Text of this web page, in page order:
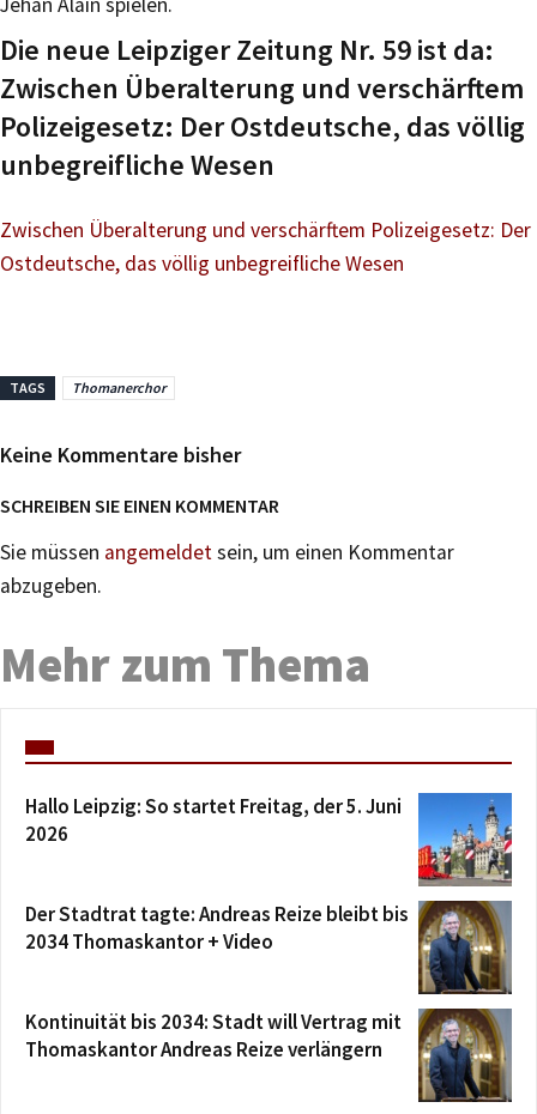
Die neue Leipziger Zeitung Nr. 59 ist da:
Zwischen Überalterung und verschärftem
Polizeigesetz: Der Ostdeutsche, das völlig
unbegreifliche Wesen
Zwischen Überalterung und verschärftem Polizeigesetz: Der
Ostdeutsche, das völlig unbegreifliche Wesen
TAGS Thomanerchor
Keine Kommentare bisher
SCHREIBEN SIE EINEN KOMMENTAR
Sie müssen angemeldetsein, um einen Kommentar
abzugeben.
Mehr zum Thema
Hallo Leipzig: So startet Freitag, der 5. Juni
2026
Der Stadtrat tagte: Andreas Reize bleibt bis
2034 Thomaskantor + Video
Kontinuität bis 2034: Stadt will Vertrag mit
Thomaskantor Andreas Reize verlängern